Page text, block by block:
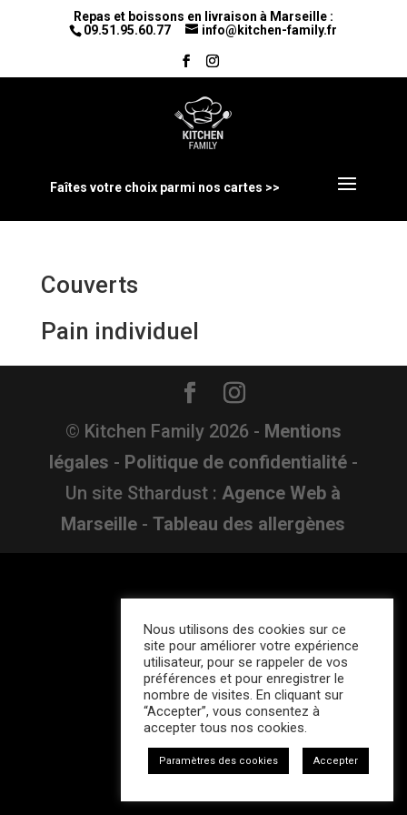
Repas et boissons en livraison à Marseille :
09.51.95.60.77
info@kitchen-family.fr
Faîtes votre choix parmi nos cartes >>
Couverts
Pain individuel
© Kitchen Family 2026- Mentions
légales - Politique de confidentialité-
Un site Sthardust :Agence Web à
Marseille -Tableau des allergènes
Nous utilisons des cookies sur ce
site pour améliorer votre expérience
utilisateur, pour se rappeler de vos
préférences et pour enregistrer le
nombre de visites. En cliquant sur
“Accepter”, vous consentez à
accepter tous nos cookies.
Paramètres des cookies Accepter